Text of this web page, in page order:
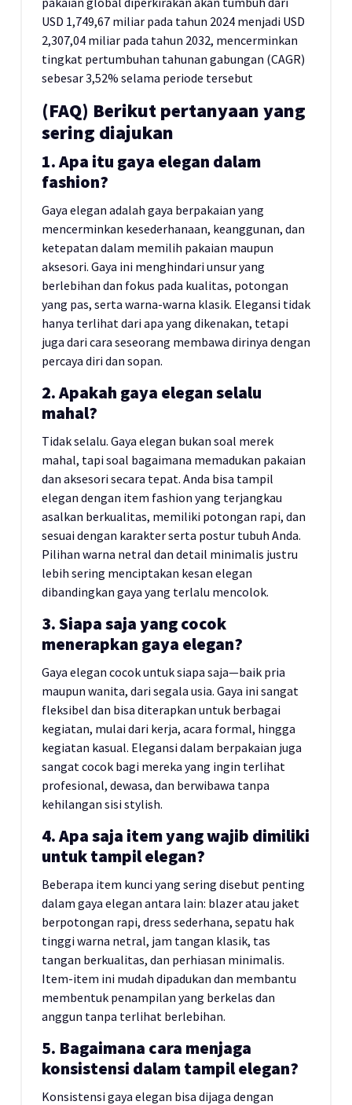
USD 1,749,67 miliar pada tahun 2024 menjadi USD
2,307,04 miliar pada tahun 2032, mencerminkan
tingkat pertumbuhan tahunan gabungan (CAGR)
sebesar 3,52% selama periode tersebut
(FAQ) Berikut pertanyaan yang
sering diajukan
1. Apa itu gaya elegan dalam
fashion?
Gaya elegan adalah gaya berpakaian yang
mencerminkan kesederhanaan, keanggunan, dan
ketepatan dalam memilih pakaian maupun
aksesori. Gaya ini menghindari unsur yang
berlebihan dan fokus pada kualitas, potongan
yang pas, serta warna-warna klasik. Elegansi tidak
hanya terlihat dari apa yang dikenakan, tetapi
juga dari cara seseorang membawa dirinya dengan
percaya diri dan sopan.
2. Apakah gaya elegan selalu
mahal?
Tidak selalu. Gaya elegan bukan soal merek
mahal, tapi soal bagaimana memadukan pakaian
dan aksesori secara tepat. Anda bisa tampil
elegan dengan item fashion yang terjangkau
asalkan berkualitas, memiliki potongan rapi, dan
sesuai dengan karakter serta postur tubuh Anda.
Pilihan warna netral dan detail minimalis justru
lebih sering menciptakan kesan elegan
dibandingkan gaya yang terlalu mencolok.
3. Siapa saja yang cocok
menerapkan gaya elegan?
Gaya elegan cocok untuk siapa saja—baik pria
maupun wanita, dari segala usia. Gaya ini sangat
fleksibel dan bisa diterapkan untuk berbagai
kegiatan, mulai dari kerja, acara formal, hingga
kegiatan kasual. Elegansi dalam berpakaian juga
sangat cocok bagi mereka yang ingin terlihat
profesional, dewasa, dan berwibawa tanpa
kehilangan sisi stylish.
4. Apa saja item yang wajib dimiliki
untuk tampil elegan?
Beberapa item kunci yang sering disebut penting
dalam gaya elegan antara lain: blazer atau jaket
berpotongan rapi, dress sederhana, sepatu hak
tinggi warna netral, jam tangan klasik, tas
tangan berkualitas, dan perhiasan minimalis.
Item-item ini mudah dipadukan dan membantu
membentuk penampilan yang berkelas dan
anggun tanpa terlihat berlebihan.
5. Bagaimana cara menjaga
konsistensi dalam tampil elegan?
Konsistensi gaya elegan bisa dijaga dengan